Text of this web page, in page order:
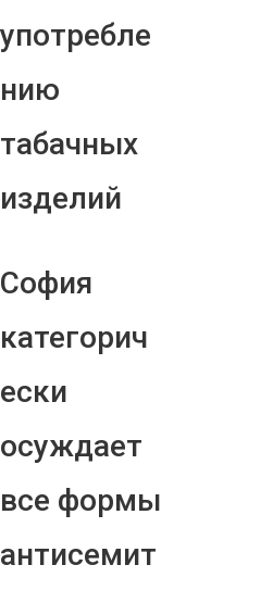
употребле
нию
табачных
изделий
София
категорич
ески
осуждает
все формы
антисемит